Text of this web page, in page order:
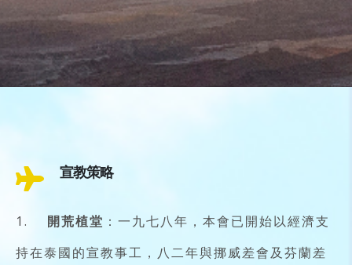
宣教策略
1. 開荒植堂 ：一九七八年，本會已開始以經濟支
持在泰國的宣教事工，八二年與挪威差會及芬蘭差